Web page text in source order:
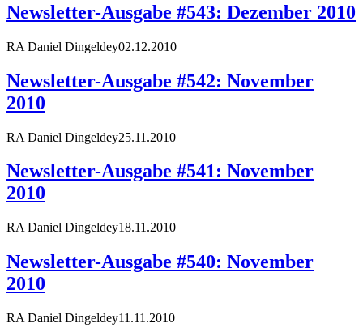
Newsletter-Ausgabe #543: Dezember 2010
RA Daniel Dingeldey02.12.2010
Newsletter-Ausgabe #542: November
2010
RA Daniel Dingeldey25.11.2010
Newsletter-Ausgabe #541: November
2010
RA Daniel Dingeldey18.11.2010
Newsletter-Ausgabe #540: November
2010
RA Daniel Dingeldey11.11.2010